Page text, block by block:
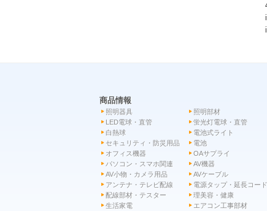
商品情報
照明器具
照明部材
LED電球・直管
蛍光灯電球・直管
白熱球
電池式ライト
セキュリティ・防災用品
電池
オフィス機器
OAサプライ
パソコン・スマホ関連
AV機器
AV小物・カメラ用品
AVケーブル
アンテナ・テレビ配線
電源タップ・延長コード
配線部材・テスター
理美容・健康
生活家電
エアコン工事部材